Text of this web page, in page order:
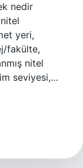
nedir
yeri,
fakülte,
nitel
seviyesi,…